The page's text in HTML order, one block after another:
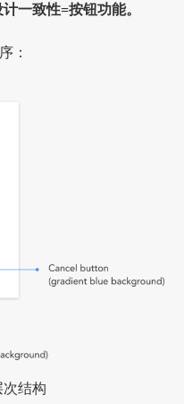
一致性=按钮功能。
：
结构